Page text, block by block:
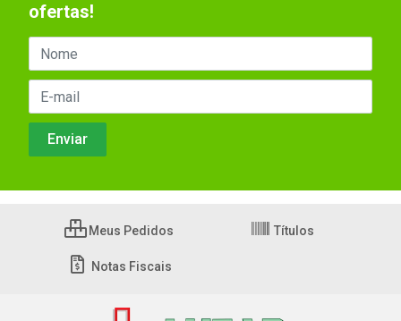
ofertas!
Meus Pedidos Títulos
Notas Fiscais